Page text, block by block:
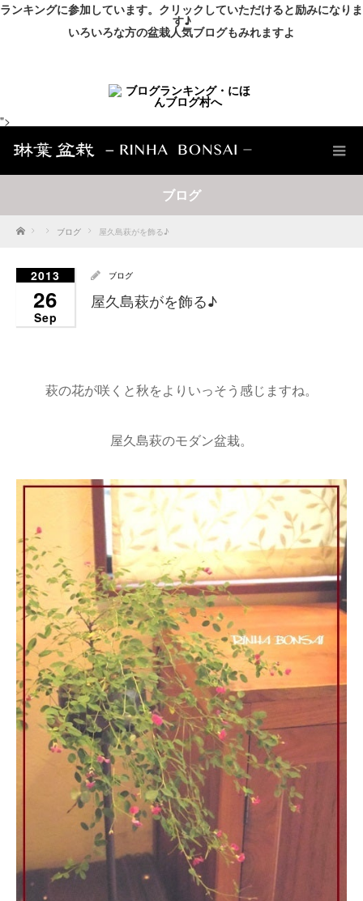
ランキングに参加しています。クリックしていただけると励みになりま
す♪
いろいろな方の盆栽人気ブログもみれますよ
">
ブログ
Home ブログ 屋久島萩がを飾る♪
2013
26
Sep
ブログ
屋久島萩がを飾る♪
萩の花が咲くと秋をよりいっそう感じますね。
屋久島萩のモダン盆栽。